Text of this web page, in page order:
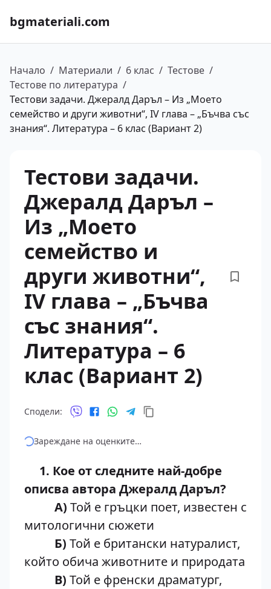
bgmateriali.com
Начало / Материали / 6 клас / Тестове /
Тестове по литература /
Тестови задачи. Джералд Даръл – Из „Моето
семейство и други животни“, IV глава – „Бъчва със
знания“. Литература – 6 клас (Вариант 2)
Тестови задачи.
Джералд Даръл –
Из „Моето
семейство и
други животни“,
IV глава – „Бъчва
със знания“.
Литература – 6
клас (Вариант 2)
Сподели:
Зареждане на оценките…
1. Кое от следните най-добре
описва автора Джералд Даръл?
А) Той е гръцки поет, известен с
митологични сюжети
Б) Той е британски натуралист,
който обича животните и природата
В) Той е френски драматург,